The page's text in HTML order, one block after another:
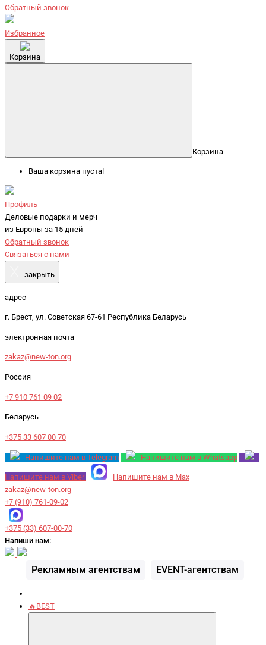
Обратный звонок
Избранное
Корзина
Корзина
Ваша корзина пуста!
Профиль
Деловые подарки и мерч
из Европы за 15 дней
Обратный звонок
Связаться с нами
закрыть
адрес
г. Брест, ул. Советская 67-61 Республика Беларусь
электронная почта
zakaz@new-ton.org
Россия
+7 910 761 09 02
Беларусь
+375 33 607 00 70
Напишите нам в Telegram Напишите нам в Whatsapp
Напишите нам в Viber
Напишите нам в Max
zakaz@new-ton.org
+7 (910) 761-09-02
+375 (33) 607-00-70
Напиши нам:
Рекламным агентствам EVENT-агентствам
🔥BEST